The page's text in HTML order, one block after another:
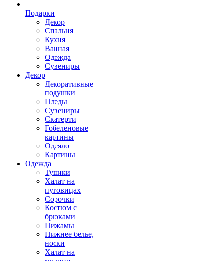
Подарки
Декор
Спальня
Кухня
Ванная
Одежда
Сувениры
Декор
Декоративные
подушки
Пледы
Сувениры
Скатерти
Гобеленовые
картины
Одеяло
Картины
Одежда
Туники
Халат на
пуговицах
Сорочки
Костюм с
брюками
Пижамы
Нижнее белье,
носки
Халат на